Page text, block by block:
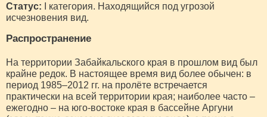
Статус: I категория. Находящийся под угрозой
исчезновения вид.
Распространение
На территории Забайкальского края в прошлом вид был
крайне редок. В настоящее время вид более обычен: в
период 1985–2012 гг. на пролёте встречается
практически на всей территории края; наиболее часто –
ежегодно – на юго-востоке края в бассейне Аргуни